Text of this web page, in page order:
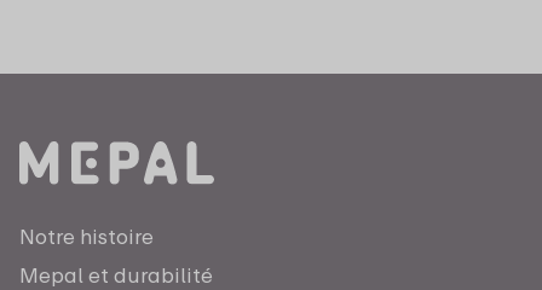
Notre histoire
Mepal et durabilité